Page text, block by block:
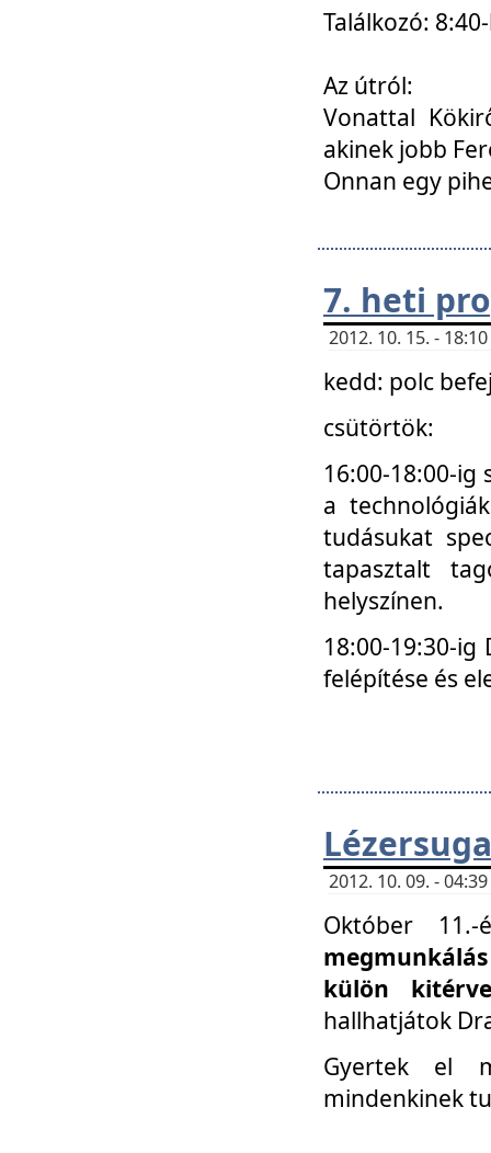
Találkozó:
Az útról:
Vonattal
akinek jobb
Onnan egy
7. heti
2012. 10. 15. -
kedd: polc
csütörtök:
16:00-18:00-
a
tudásukat
tapasztalt
helyszínen.
18:00-19:30-
felépítése és
2012. 10. 09. -
Október
külön
hallhatjátok
Gyertek el
mindenkinek